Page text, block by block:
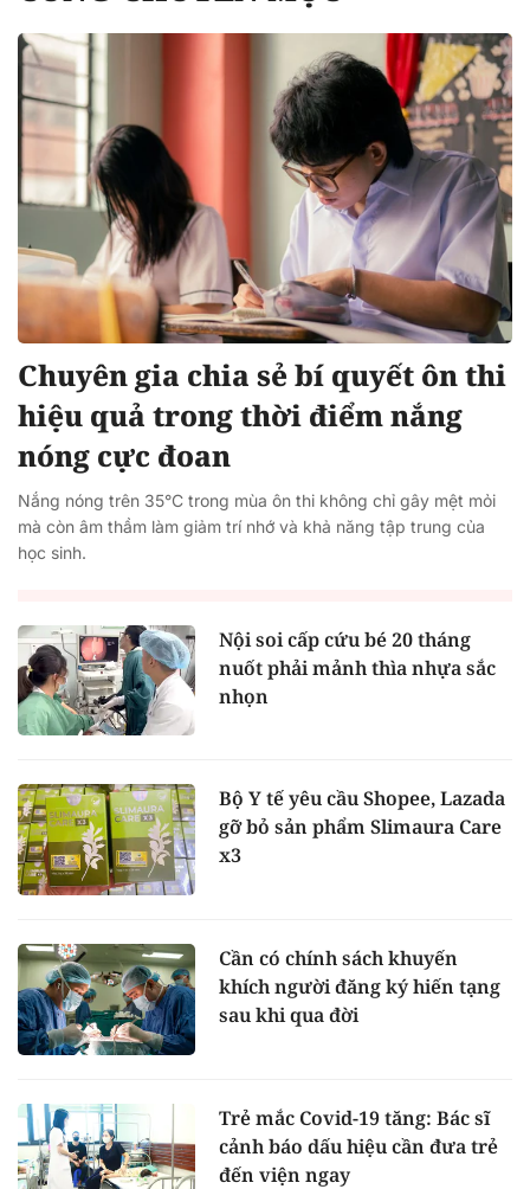
Chuyên gia chia sẻ bí quyết ôn thi
hiệu quả trong thời điểm nắng
nóng cực đoan
Nắng nóng trên 35°C trong mùa ôn thi không chỉ gây mệt mỏi
mà còn âm thầm làm giảm trí nhớ và khả năng tập trung của
học sinh.
Nội soi cấp cứu bé 20 tháng
nuốt phải mảnh thìa nhựa sắc
nhọn
Bộ Y tế yêu cầu Shopee, Lazada
gỡ bỏ sản phẩm Slimaura Care
x3
Cần có chính sách khuyến
khích người đăng ký hiến tạng
sau khi qua đời
Trẻ mắc Covid-19 tăng: Bác sĩ
cảnh báo dấu hiệu cần đưa trẻ
đến viện ngay